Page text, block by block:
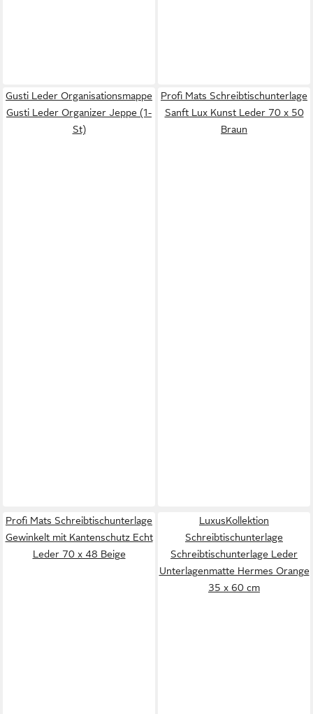
Gusti Leder Organisationsmappe
Gusti Leder Organizer Jeppe (1-
St)
Profi Mats Schreibtischunterlage
Sanft Lux Kunst Leder 70 x 50
Braun
Profi Mats Schreibtischunterlage
Gewinkelt mit Kantenschutz Echt
Leder 70 x 48 Beige
LuxusKollektion
Schreibtischunterlage
Schreibtischunterlage Leder
Unterlagenmatte Hermes Orange
35 x 60 cm